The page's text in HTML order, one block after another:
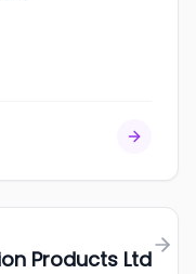
Products Ltd